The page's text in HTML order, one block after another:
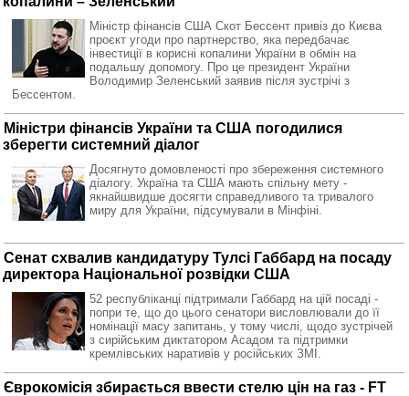
Міністр фінансів США Скот Бессент привіз до Києва
проєкт угоди про партнерство, яка передбачає
інвестиції в корисні копалини України в обмін на
подальшу допомогу. Про це президент України
Володимир Зеленський заявив після зустрічі з
Бессентом.
Міністри фінансів України та США погодилися
зберегти системний діалог
Досягнуто домовленості про збереження системного
діалогу. Україна та США мають спільну мету -
якнайшвидше досягти справедливого та тривалого
миру для України, підсумували в Мінфіні.
Сенат схвалив кандидатуру Тулсі Габбард на посаду
директора Національної розвідки США
52 республіканці підтримали Габбард на цій посаді -
попри те, що до цього сенатори висловлювали до її
номінації масу запитань, у тому числі, щодо зустрічей
з сирійським диктатором Асадом та підтримки
кремлівських наративів у російських ЗМІ.
Єврокомісія збирається ввести стелю цін на газ - FT